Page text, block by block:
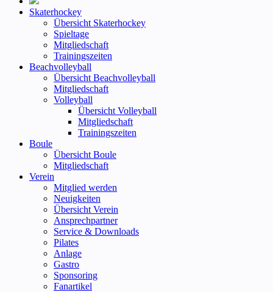
Skaterhockey
Übersicht Skaterhockey
Spieltage
Mitgliedschaft
Trainingszeiten
Beachvolleyball
Übersicht Beachvolleyball
Mitgliedschaft
Volleyball
Übersicht Volleyball
Mitgliedschaft
Trainingszeiten
Boule
Übersicht Boule
Mitgliedschaft
Verein
Mitglied werden
Neuigkeiten
Übersicht Verein
Ansprechpartner
Service & Downloads
Pilates
Anlage
Gastro
Sponsoring
Fanartikel